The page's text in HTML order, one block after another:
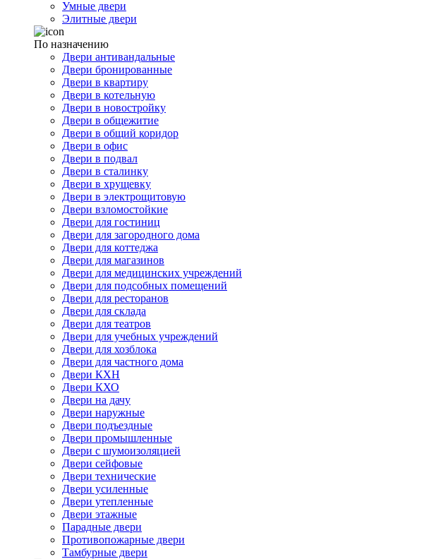
Умные двери
Элитные двери
По назначению
Двери антивандальные
Двери бронированные
Двери в квартиру
Двери в котельную
Двери в новостройку
Двери в общежитие
Двери в общий коридор
Двери в офис
Двери в подвал
Двери в сталинку
Двери в хрущевку
Двери в электрощитовую
Двери взломостойкие
Двери для гостиниц
Двери для загородного дома
Двери для коттеджа
Двери для магазинов
Двери для медицинских учреждений
Двери для подсобных помещений
Двери для ресторанов
Двери для склада
Двери для театров
Двери для учебных учреждений
Двери для хозблока
Двери для частного дома
Двери КХН
Двери КХО
Двери на дачу
Двери наружные
Двери подъездные
Двери промышленные
Двери с шумоизоляцией
Двери сейфовые
Двери технические
Двери усиленные
Двери утепленные
Двери этажные
Парадные двери
Противопожарные двери
Тамбурные двери